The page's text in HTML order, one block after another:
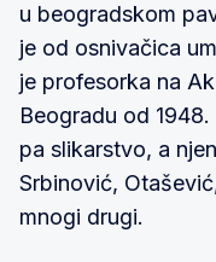
u beogradskom
je od osnivačica
je profesorka na
Beogradu od
pa slikarstvo, a
Srbinović,
mnogi drugi.